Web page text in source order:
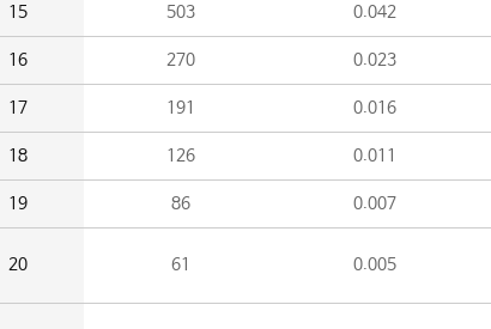
15 503 0.042
16 270 0.023
17 191 0.016
18 126 0.011
19 86 0.007
20 61 0.005